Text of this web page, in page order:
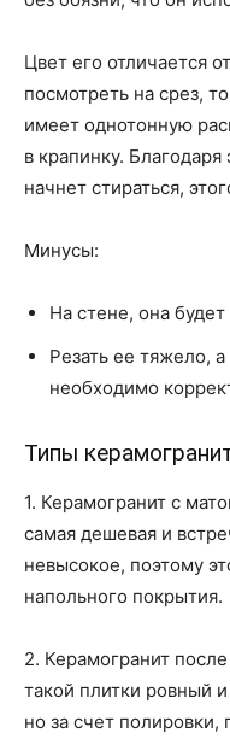
Цвет его отличается
посмотреть на срез,
имеет однотонную
в крапинку.
начнет стираться,
Минусы:
На стене, она
Резать ее тяжело,
необходимо
Типы
1. Керамогранит с
самая дешевая и
невысокое, поэтому
напольного покрытия.
2. Керамогранит
такой плитки ровный
но за счет полировки,